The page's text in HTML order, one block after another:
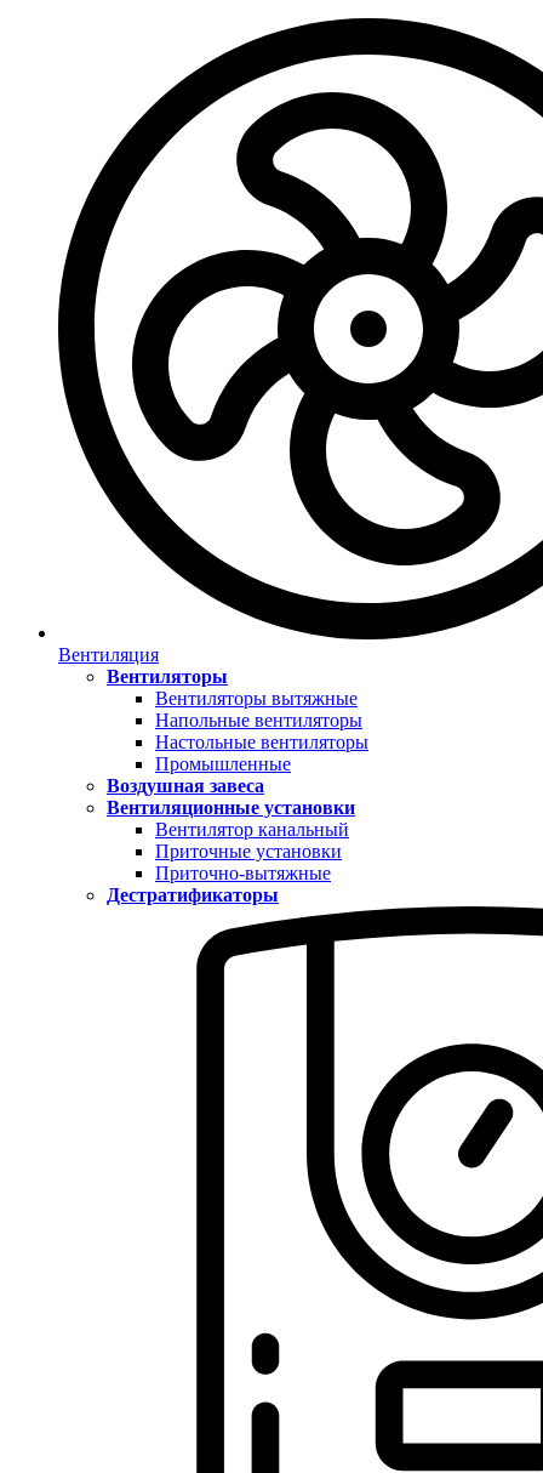
Вентиляция
Вентиляторы
Вентиляторы вытяжные
Напольные вентиляторы
Настольные вентиляторы
Промышленные
Воздушная завеса
Вентиляционные установки
Вентилятор канальный
Приточные установки
Приточно-вытяжные
Дестратификаторы